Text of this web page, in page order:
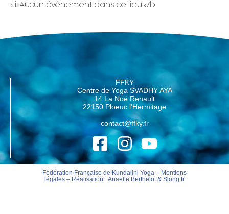
<li>Aucun événement dans ce lieu.</li>
FFKY
Centre de Yoga SVADHY AYA
14 La Noë Renault
22150 Ploeuc l’Hermitage
contact@ffky.fr
Fédération Française de Kundalini Yoga – Mentions
légales– Réalisation : Anaëlle Berthelot& Slong.fr